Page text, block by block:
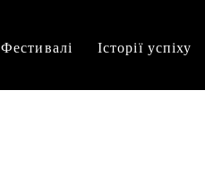
Фестивалі Історії успіху